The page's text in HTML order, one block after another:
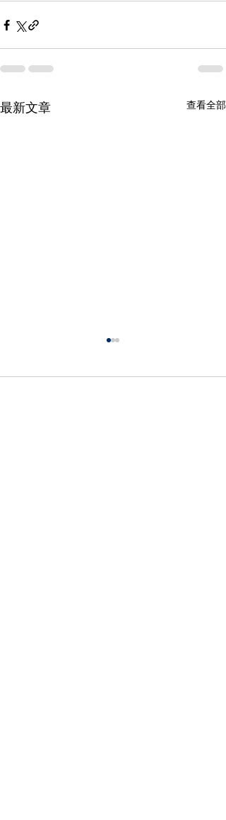
最新文章 查看全部